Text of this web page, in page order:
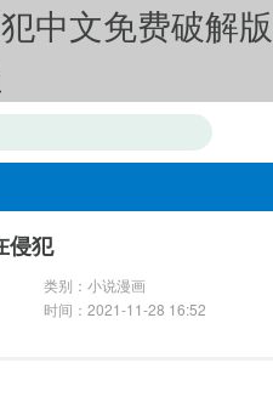
中文免费破解版
类
侵犯
类别：小说漫画
时间：2021-11-28 16:52